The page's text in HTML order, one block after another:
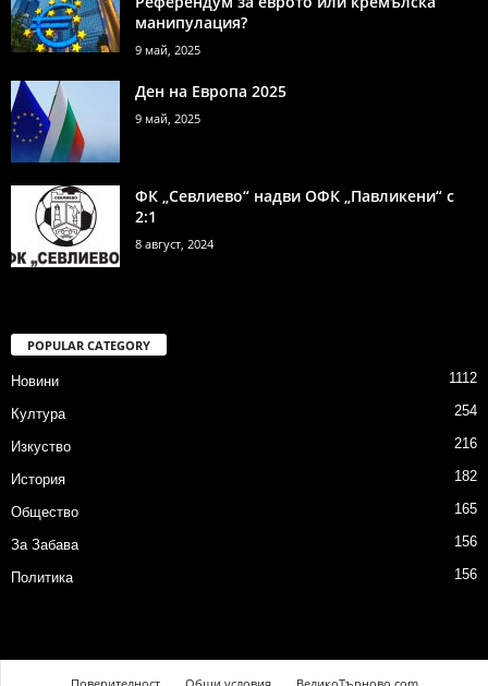
манипулация?
9 май, 2025
Ден на Европа 2025
9 май, 2025
ФК „Севлиево“ надви ОФК „Павликени“ с
2:1
8 август, 2024
POPULAR CATEGORY
Новини 1112
Култура 254
Изкуство 216
История 182
Общество 165
За Забава 156
Политика 156